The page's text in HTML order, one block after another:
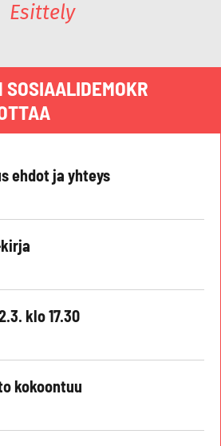
Esittely
ehdot ja yhteys
klo 17.30
kokoontuu